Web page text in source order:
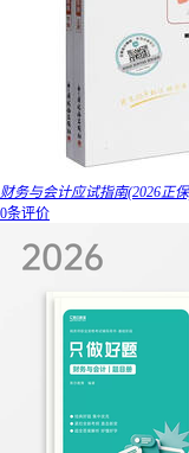
财务与会计应试指南(2026正
0条评价